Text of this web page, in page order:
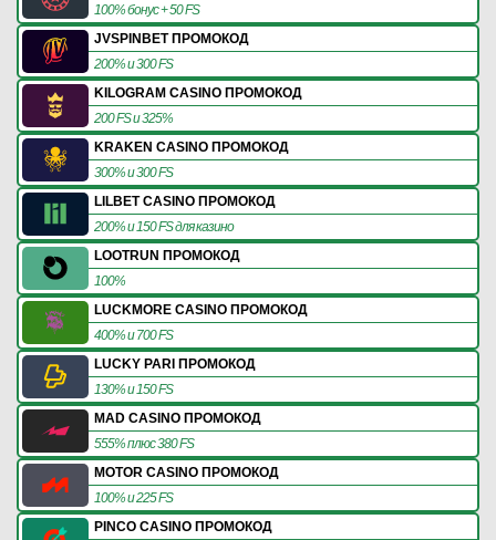
100% бонус + 50 FS
JVSPINBET ПРОМОКОД
200% и 300 FS
KILOGRAM CASINO ПРОМОКОД
200 FS и 325%
KRAKEN CASINO ПРОМОКОД
300% и 300 FS
LILBET CASINO ПРОМОКОД
200% и 150 FS для казино
LOOTRUN ПРОМОКОД
100%
LUCKMORE CASINO ПРОМОКОД
400% и 700 FS
LUCKY PARI ПРОМОКОД
130% и 150 FS
MAD CASINO ПРОМОКОД
555% плюс 380 FS
MOTOR CASINO ПРОМОКОД
100% и 225 FS
PINCO CASINO ПРОМОКОД